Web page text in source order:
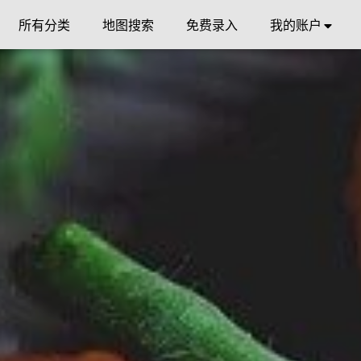
所有分类 地图搜索 免费录入 我的账户